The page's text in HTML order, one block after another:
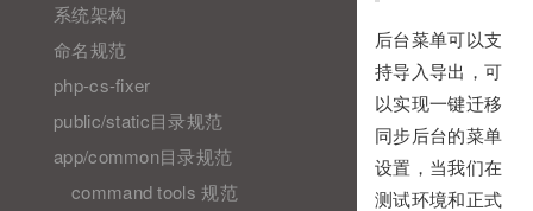
系统架构
命名规范
php-cs-fixer
public/static目录规范
app/common目录规范
command tools 规范
后台菜单可以支
持导入导出，可
以实现一键迁移
同步后台的菜单
设置，当我们在
测试环境和正式